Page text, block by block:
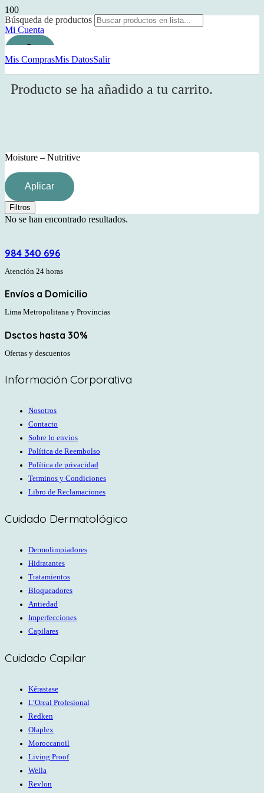
Búsqueda de productos
Mi Cuenta
Mis ComprasMis DatosSalir
Producto se ha añadido a tu carrito.
Moisture – Nutritive
Aplicar
Filtros
No se han encontrado resultados.
984 340 696
Atención 24 horas
Envíos a Domicilio
Lima Metropolitana y Provincias
Dsctos hasta 30%
Ofertas y descuentos
Información Corporativa
Nosotros
Contacto
Sobre lo envios
Política de Reembolso
Política de privacidad
Terminos y Condiciones
Libro de Reclamaciones
Cuidado Dermatológico
Dermolimpiadores
Hidratantes
Tratamientos
Bloqueadores
Antiedad
Imperfecciones
Capilares
Cuidado Capilar
Kérastase
L’Oreal Profesional
Redken
Olaplex
Moroccanoil
Living Proof
Wella
Revlon